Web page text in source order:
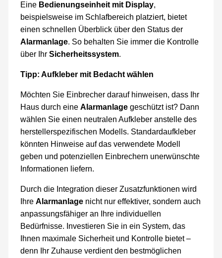
Eine Bedienungseinheit mit Display,
beispielsweise im Schlafbereich platziert, bietet
einen schnellen Überblick über den Status der
Alarmanlage. So behalten Sie immer die Kontrolle
über Ihr Sicherheitssystem.
Tipp: Aufkleber mit Bedacht wählen
Möchten Sie Einbrecher darauf hinweisen, dass Ihr
Haus durch eine Alarmanlagegeschützt ist? Dann
wählen Sie einen neutralen Aufkleber anstelle des
herstellerspezifischen Modells. Standardaufkleber
könnten Hinweise auf das verwendete Modell
geben und potenziellen Einbrechern unerwünschte
Informationen liefern.
Durch die Integration dieser Zusatzfunktionen wird
Ihre Alarmanlagenicht nur effektiver, sondern auch
anpassungsfähiger an Ihre individuellen
Bedürfnisse. Investieren Sie in ein System, das
Ihnen maximale Sicherheit und Kontrolle bietet –
denn Ihr Zuhause verdient den bestmöglichen